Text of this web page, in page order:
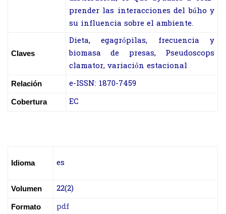
prender las interacciones del búho y
su influencia sobre el ambiente.
Claves
Dieta, egagrópilas, frecuencia y
biomasa de presas, Pseudoscops
clamator, variación estacional
Relación e-ISSN: 1870-7459
Cobertura EC
Idioma es
Volumen 22(2)
Formato pdf